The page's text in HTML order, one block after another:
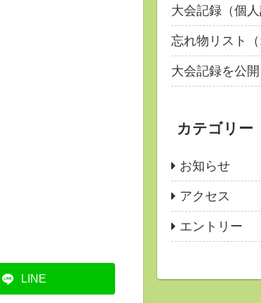
LINE
大会記録（個人
忘れ物リスト（
大会記録を公
カテゴリー
お知らせ
アクセス
エントリー